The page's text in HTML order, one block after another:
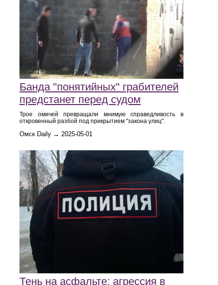
Банда "понятийных" грабителей
предстанет перед судом
Трое омичей превращали мнимую справедливость в
откровенный разбой под прикрытием "закона улиц".
Омск Daily → 2025-05-01
Тень на асфальте: агрессия в